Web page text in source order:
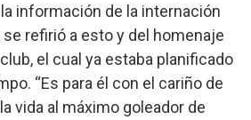
información de la internación
se refirió a esto y del homenaje
el cual ya estaba planificado
“Es para él con el cariño de
vida al máximo goleador de